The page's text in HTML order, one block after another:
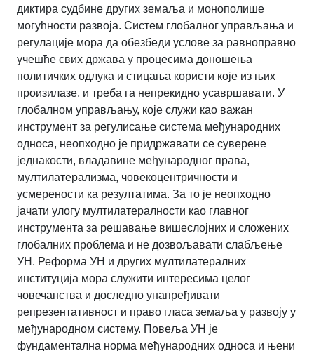
диктира судбине других земаља и монополише
могућности развоја. Систем глобалног управљања и
регулације мора да обезбеди услове за равноправно
учешће свих држава у процесима доношења
политичких одлука и стицања користи које из њих
произилазе, и треба га непрекидно усавршавати. У
глобалном управљању, које служи као важан
инструмент за регулисање система међународних
односа, неопходно је придржавати се суверене
једнакости, владавине међународног права,
мултилатерализма, човекоцентричности и
усмерености ка резултатима. За то је неопходно
јачати улогу мултилатералности као главног
инструмента за решавање вишеслојних и сложених
глобалних проблема и не дозвољавати слабљење
УН. Реформа УН и других мултилатералних
институција мора служити интересима целог
човечанства и доследно унапређивати
репрезентативност и право гласа земаља у развоју у
међународном систему. Повеља УН је
фундаментална норма међународних односа и њени